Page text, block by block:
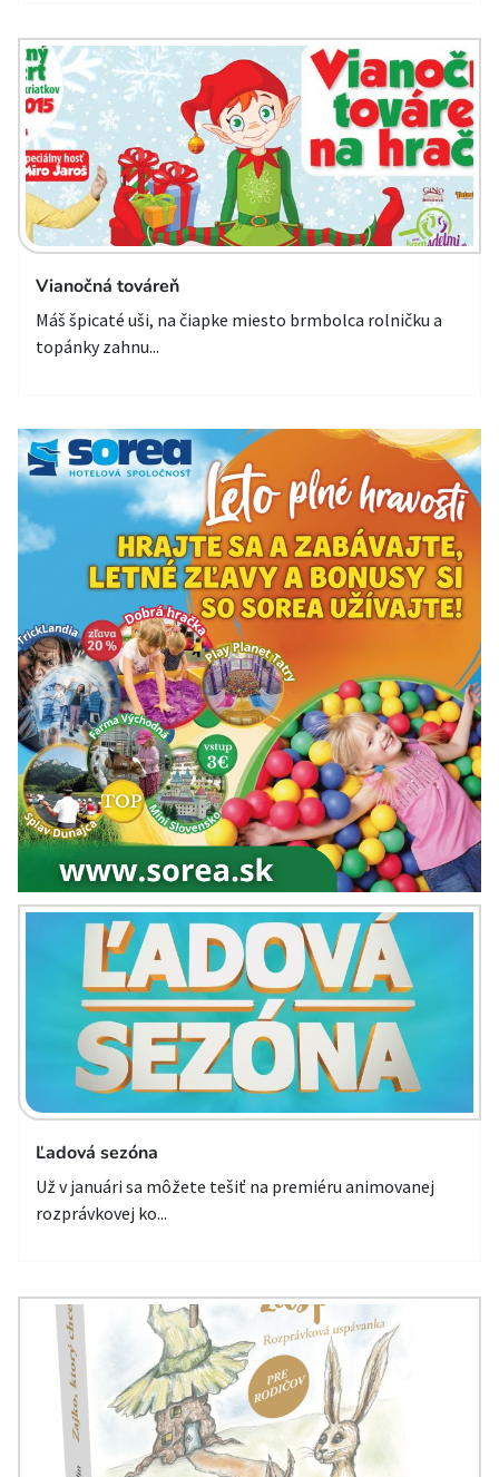
Vianočná továreň
Máš špicaté uši, na čiapke miesto brmbolca rolničku a
topánky zahnu...
Ľadová sezóna
Už v januári sa môžete tešiť na premiéru animovanej
rozprávkovej ko...